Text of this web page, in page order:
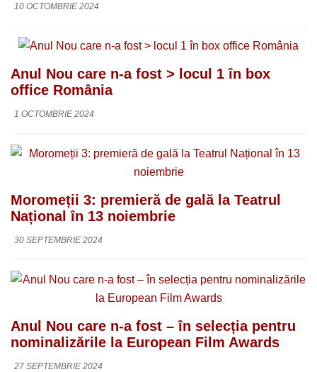
10 OCTOMBRIE 2024
Anul Nou care n-a fost > locul 1 în box
office România
1 OCTOMBRIE 2024
Moromeții 3: premieră de gală la Teatrul
Național în 13 noiembrie
30 SEPTEMBRIE 2024
Anul Nou care n-a fost – în selecția pentru
nominalizările la European Film Awards
27 SEPTEMBRIE 2024